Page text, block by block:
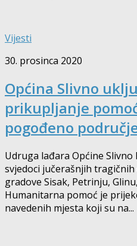
Vijesti
30. prosinca 2020
Općina Slivno
prikupljanje
pogođeno
Udruga lađara Općine Slivno
svjedoci jučerašnjih
gradove Sisak, Petrinju,
Humanitarna pomoć je
navedenih mjesta koji su na...